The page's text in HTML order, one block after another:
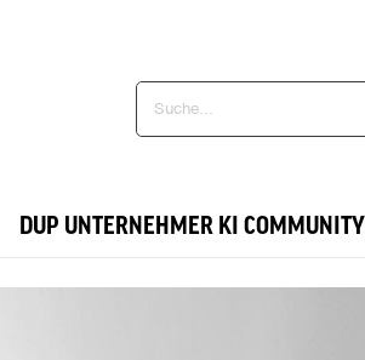
DUP UNTERNEHMER KI COMMUNITY